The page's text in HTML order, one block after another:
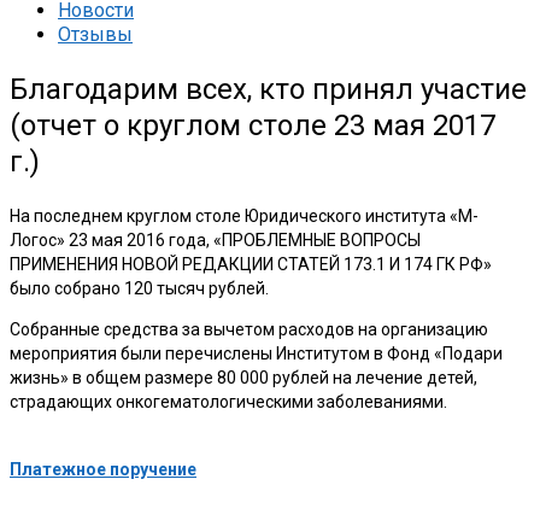
Новости
Отзывы
Благодарим всех, кто принял участие
(отчет о круглом столе 23 мая 2017
г.)
На последнем круглом столе Юридического института «М-
Логос» 23 мая 2016 года, «ПРОБЛЕМНЫЕ ВОПРОСЫ
ПРИМЕНЕНИЯ НОВОЙ РЕДАКЦИИ СТАТЕЙ 173.1 И 174 ГК РФ»
было собрано 120 тысяч рублей.
Собранные средства за вычетом расходов на организацию
мероприятия были перечислены Институтом в Фонд «Подари
жизнь» в общем размере 80 000 рублей на лечение детей,
страдающих онкогематологическими заболеваниями.
Платежное поручение